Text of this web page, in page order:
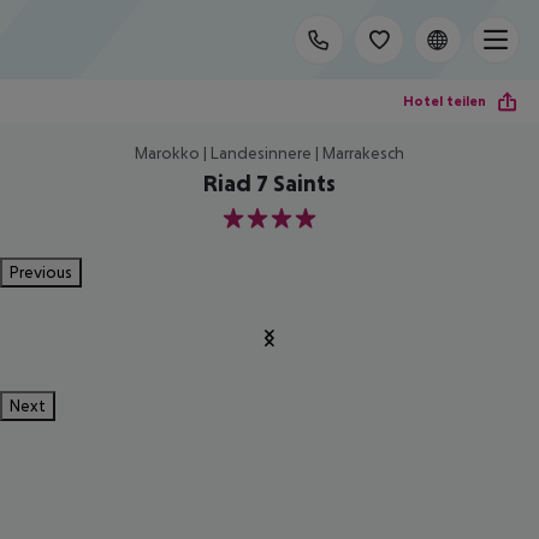
Hotel teilen
Marokko | Landesinnere | Marrakesch
Riad 7 Saints
4
Previous
Next